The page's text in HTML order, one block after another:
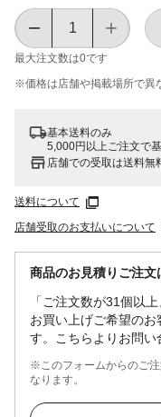
最大注文数は0です
※価格は​店舗や​掲載場所で​異
基本送料のみ
5,000円以上ご注文で
店舗での受取は送料無
送料について
店舗受取のお支払いについて
商品のお見積りご注文
「ご注文数が31個以
お買い上げご希望の
す。こちらよりお問い
※このフォームからのご
なります。